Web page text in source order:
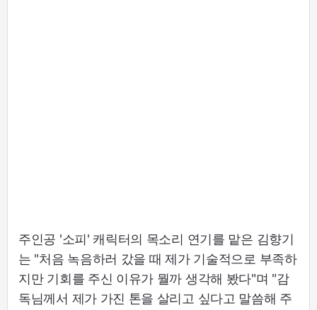
주인공 '소피' 캐릭터의 목소리 연기를 맡은 김향기
는 "처음 녹음하러 갔을 때 제가 기술적으로 부족하
지만 기회를 주신 이유가 뭘까 생각해 봤다"며 "감
독님께서 제가 가진 톤을 살리고 싶다고 말씀해 주